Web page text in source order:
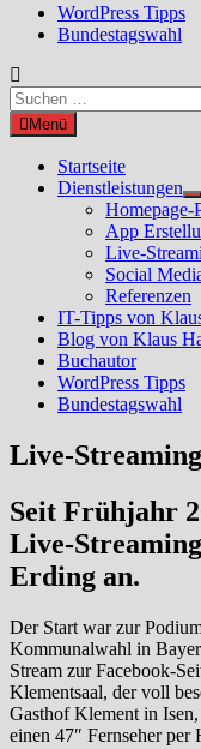
WordPress Tipps
Bundestagswahl
Suchen
nach:Menü
Startseite
Dienstleistungen
Homepage-
App
Live-
Social
Referenzen
IT-Tipps von
Blog von Klaus
Buchautor
WordPress Tipps
Bundestagswahl
Live-
Seit Frühjahr
Live-
Erding an.
Der Start war zur
Kommunalwahl in
Stream zur Facebook-
Klementsaal, der voll
Gasthof Klement in
einen 47″ Fernseher